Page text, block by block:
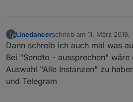
L Linedancerschrieb am 11. März 2019,
zuletzt editiert von
Dann schreib ich auch mal was
Bei "Sendto - aussprechen" wäre
Auswahl "Alle Instanzen" zu
und Telegram